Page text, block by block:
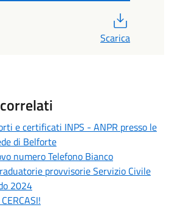
Scarica
e certificati INPS - ANPR presso le
di Belforte
numero Telefono Bianco
provvisorie Servizio Civile
2024